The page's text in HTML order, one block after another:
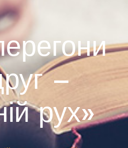
–
рух»